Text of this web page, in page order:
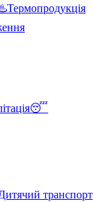
Термопродукція
😴
транспорт